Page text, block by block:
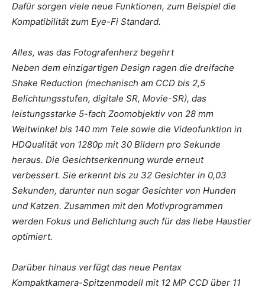
Dafür sorgen viele neue Funktionen, zum Beispiel die
Kompatibilität zum Eye-Fi Standard.
Alles, was das Fotografenherz begehrt
Neben dem einzigartigen Design ragen die dreifache
Shake Reduction (mechanisch am CCD bis 2,5
Belichtungsstufen, digitale SR, Movie-SR), das
leistungsstarke 5-fach Zoomobjektiv von 28 mm
Weitwinkel bis 140 mm Tele sowie die Videofunktion in
HDQualität von 1280p mit 30 Bildern pro Sekunde
heraus. Die Gesichtserkennung wurde erneut
verbessert. Sie erkennt bis zu 32 Gesichter in 0,03
Sekunden, darunter nun sogar Gesichter von Hunden
und Katzen. Zusammen mit den Motivprogrammen
werden Fokus und Belichtung auch für das liebe Haustier
optimiert.
Darüber hinaus verfügt das neue Pentax
Kompaktkamera-Spitzenmodell mit 12 MP CCD über 11